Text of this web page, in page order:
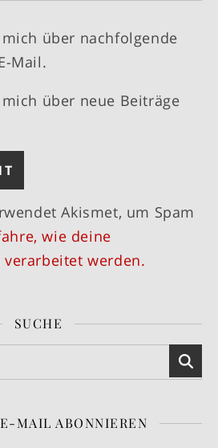
über nachfolgende
Mail.
über neue Beiträge
Akismet, um Spam
wie deine
werden.
SUCHE
MAIL ABONNIEREN